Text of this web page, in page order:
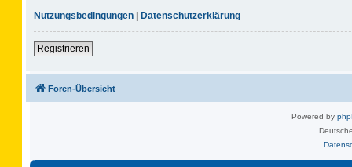
Nutzungsbedingungen | Datenschutzerklärung
Registrieren
Foren-Übersicht
Powered by